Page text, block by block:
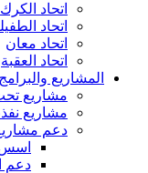
اتحاد الكرك
اتحاد
اتحاد معان
اتحاد العقبة
المشاريع والبرامج
مشاريع
مشاريع
دعم
دعم